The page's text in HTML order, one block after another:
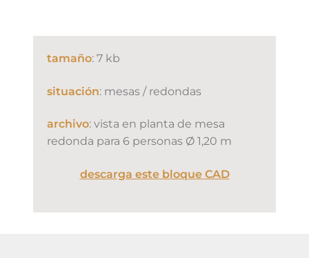
tamaño: 7 kb
situación: mesas / redondas
archivo: vista en planta de mesa
redonda para 6 personas Ø 1,20 m
descarga este bloque CAD